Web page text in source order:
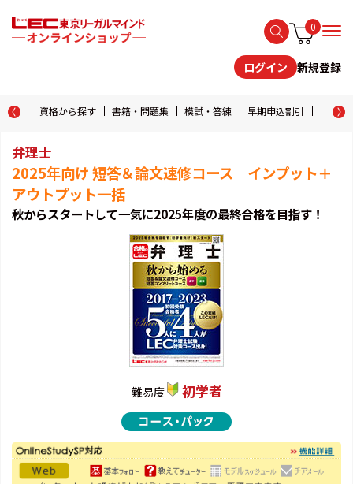
0
ログイン 新規登録
資格から探す 書籍・問題集 模試・答練 早期申込割引 おため
弁理士
2025年向け 短答＆論文速修コース インプット＋
アウトプット一括
秋からスタートして一気に2025年度の最終合格を目指す！
難易度 初学者